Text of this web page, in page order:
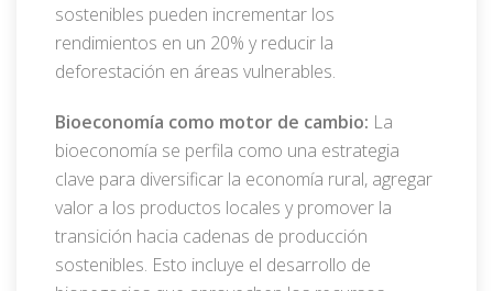
sostenibles pueden incrementar los
rendimientos en un 20% y reducir la
deforestación en áreas vulnerables.
Bioeconomía como motor de cambio: La
bioeconomía se perfila como una estrategia
clave para diversificar la economía rural, agregar
valor a los productos locales y promover la
transición hacia cadenas de producción
sostenibles. Esto incluye el desarrollo de